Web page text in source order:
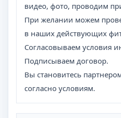
видео, фото, проводим
При желании можем
в наших действующих
Согласовываем условия
Подписываем договор.
Вы становитесь
согласно условиям.